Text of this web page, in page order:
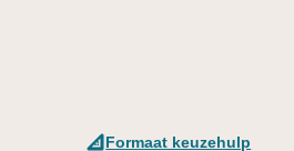
Formaat keuzehulp